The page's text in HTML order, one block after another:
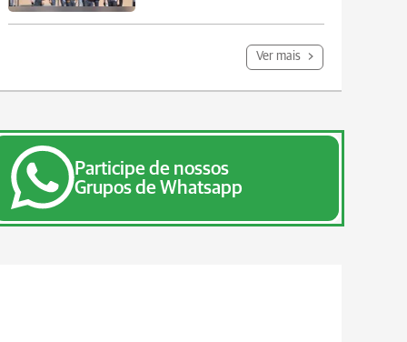
Ver mais
Participe de nossos
Grupos de Whatsapp